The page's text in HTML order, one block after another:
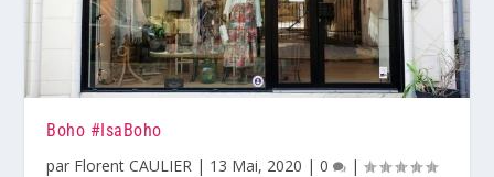
Boho #IsaBoho
par Florent CAULIER | 13 Mai, 2020 |0
|